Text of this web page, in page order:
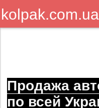
kolpak.com.ua
Продажа
по всей